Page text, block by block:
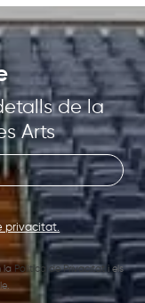
de la
Arts
privacitat.
la Política de Privacitat
i els